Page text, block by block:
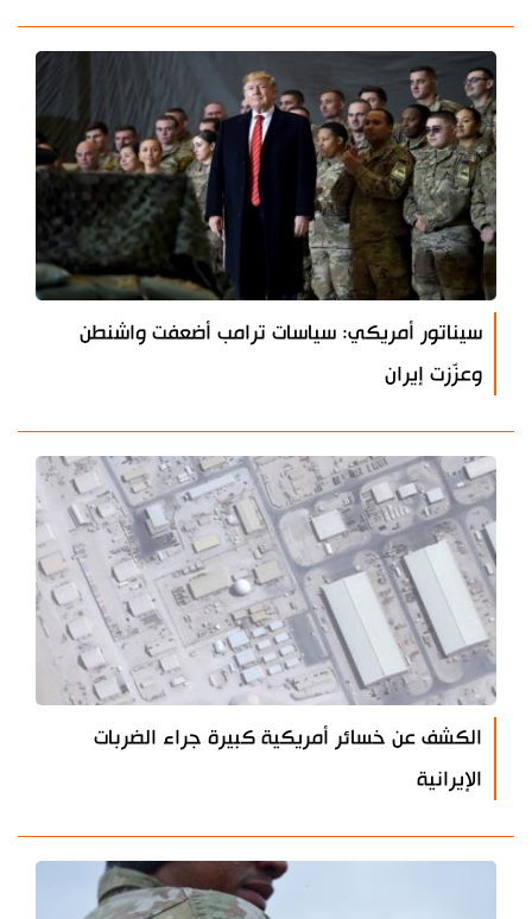
سيناتور أمريكي: سياسات ترامب أضعفت واشنطن
وعزّزت إيران
الكشف عن خسائر أمريكية كبيرة جراء الضربات
الإيرانية